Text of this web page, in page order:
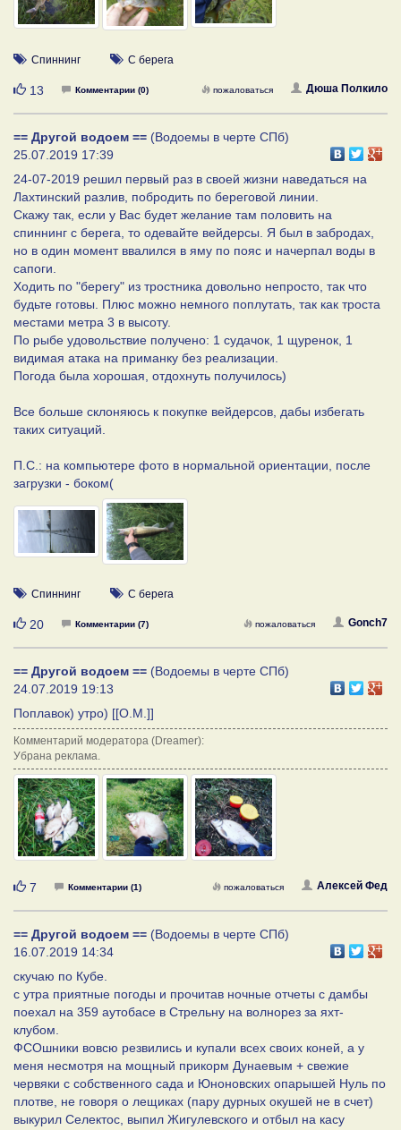
Спиннинг С берега
Нравится
13 Комментарии (0) Дюша Полкило
пожаловаться
== Другой водоем == (Водоемы в черте СПб)
25.07.2019 17:39
24-07-2019 решил первый раз в своей жизни наведаться на
Лахтинский разлив, побродить по береговой линии.
Скажу так, если у Вас будет желание там половить на
спиннинг с берега, то одевайте вейдерсы. Я был в забродах,
но в один момент ввалился в яму по пояс и начерпал воды в
сапоги.
Ходить по "берегу" из тростника довольно непросто, так что
будьте готовы. Плюс можно немного поплутать, так как троста
местами метра 3 в высоту.
По рыбе удовольствие получено: 1 судачок, 1 щуренок, 1
видимая атака на приманку без реализации.
Погода была хорошая, отдохнуть получилось)
Все больше склоняюсь к покупке вейдерсов, дабы избегать
таких ситуаций.
П.С.: на компьютере фото в нормальной ориентации, после
загрузки - боком(
Спиннинг С берега
Нравится
20 Комментарии (7) Gonch7
пожаловаться
== Другой водоем == (Водоемы в черте СПб)
24.07.2019 19:13
Поплавок) утро) [[О.М.]]
Комментарий модератора (Dreamer):
Убрана реклама.
Нравится
7 Комментарии (1) Алексей Фед
пожаловаться
== Другой водоем == (Водоемы в черте СПб)
16.07.2019 14:34
скучаю по Кубе.
с утра приятные погоды и прочитав ночные отчеты с дамбы
поехал на 359 аутобасе в Стрельну на волнорез за яхт-
клубом.
ФСОшники вовсю резвились и купали всех своих коней, а у
меня несмотря на мощный прикорм Дунаевым + свежие
червяки с собственного сада и Юноновских опарышей Нуль по
плотве, не говоря о лещиках (пару дурных окушей не в счет)
выкурил Селектос, выпил Жигулевского и отбыл на касу